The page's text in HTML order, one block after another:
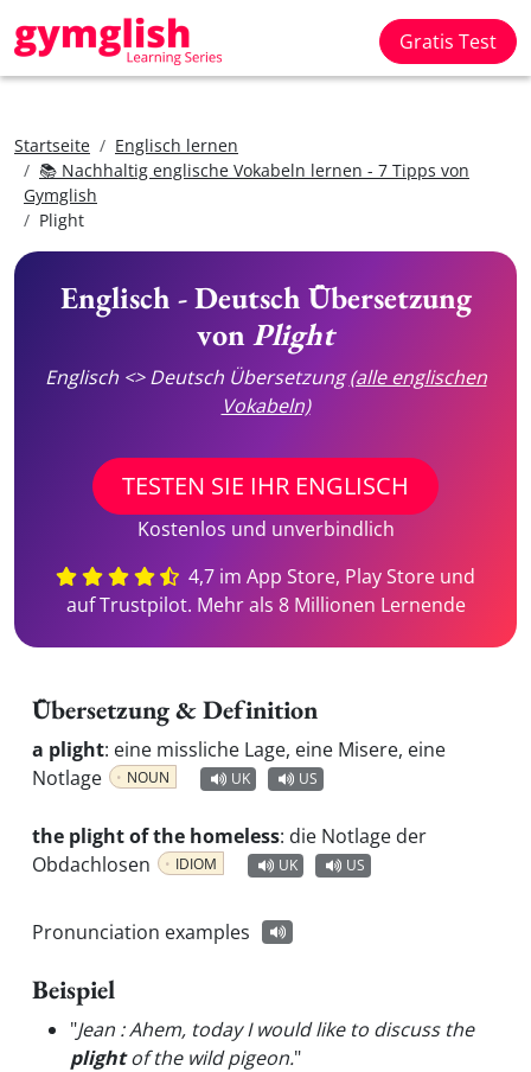
Gratis Test
Startseite
Englisch lernen
📚 Nachhaltig englische Vokabeln lernen - 7 Tipps von
Gymglish
Plight
Englisch - Deutsch Übersetzung
vonPlight
Englisch <> Deutsch Übersetzung(alle englischen
Vokabeln)
TESTEN SIE IHR ENGLISCH
Kostenlos und unverbindlich
4,7 im App Store, Play Store und
auf Trustpilot. Mehr als 8 Millionen Lernende
Übersetzung & Definition
a plight: eine missliche Lage, eine Misere, eine
Notlage
NOUN UK US
the plight of the homeless: die Notlage der
Obdachlosen
IDIOM UK US
Pronunciation examples
Beispiel
"Jean : Ahem, today I would like to discuss the
plightof the wild pigeon."